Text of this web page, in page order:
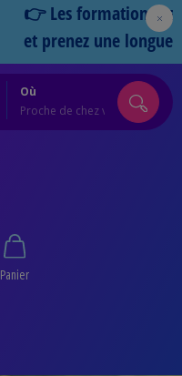
👉 Les formations
et prenez une longueur
Où
Panier